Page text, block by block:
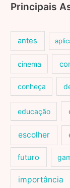
Principais
antes
cinema
conheça
educação
escolher
futuro
importância